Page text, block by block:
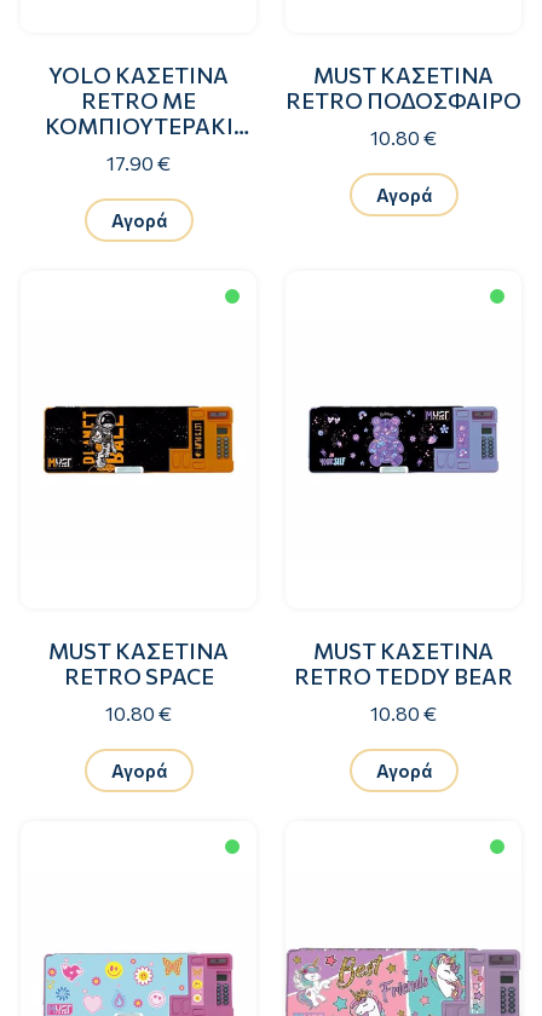
YOLO ΚΑΣΕΤΙΝΑ
RETRO ΜΕ
ΚΟΜΠΙΟΥΤΕΡΑΚΙ
GALACTIC LOLLIPOP
17.90 €
Αγορά
MUST ΚΑΣΕΤΙΝΑ
RETRO ΠΟΔΟΣΦΑΙΡΟ
10.80 €
Αγορά
MUST ΚΑΣΕΤΙΝΑ
RETRO SPACE
10.80 €
Αγορά
MUST ΚΑΣΕΤΙΝΑ
RETRO TEDDY BEAR
10.80 €
Αγορά